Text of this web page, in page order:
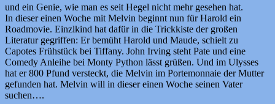
und ein Genie, wie man es seit Hegel nicht mehr gesehen hat.
In dieser einen Woche mit Melvin beginnt nun für Harold ein
Roadmovie. Einzlkind hat dafür in die Trickkiste der großen
Literatur gegriffen: Er bemüht Harold und Maude, schielt zu
Capotes Frühstück bei Tiffany. John Irving steht Pate und eine
Comedy Anleihe bei Monty Python lässt grüßen. Und im Ulysses
hat er 800 Pfund versteckt, die Melvin im Portemonnaie der Mutter
gefunden hat. Melvin will in dieser einen Woche seinen Vater
suchen….